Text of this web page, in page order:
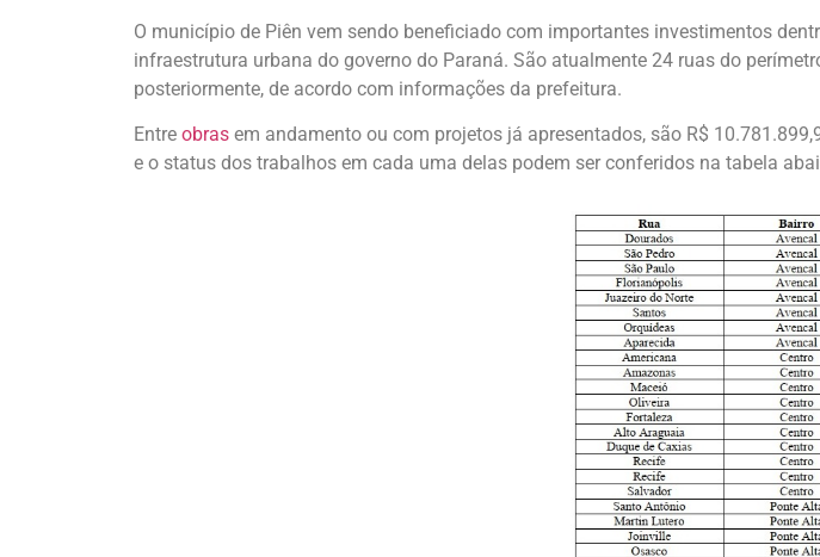
O município de Piên vem sendo beneficiado com importantes investimentos
infraestrutura urbana do governo do Paraná. São atualmente 24 ruas do
posteriormente, de acordo com informações da prefeitura.
Entre obras em andamento ou com projetos já apresentados, são R$
e o status dos trabalhos em cada uma delas podem ser conferidos na tabela